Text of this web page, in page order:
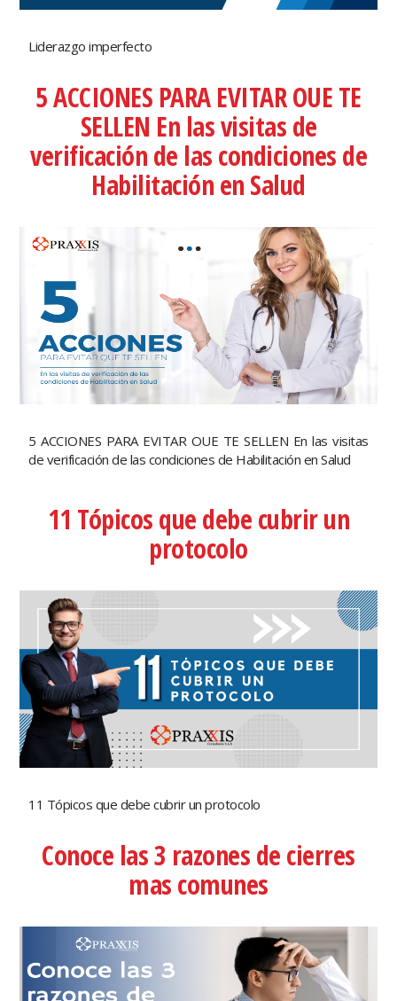
Liderazgo imperfecto
5 ACCIONES PARA EVITAR OUE TE
SELLEN En las visitas de
verificación de las condiciones de
Habilitación en Salud
5 ACCIONES PARA EVITAR OUE TE SELLEN En las visitas
de verificación de las condiciones de Habilitación en Salud
11 Tópicos que debe cubrir un
protocolo
11 Tópicos que debe cubrir un protocolo
Conoce las 3 razones de cierres
mas comunes